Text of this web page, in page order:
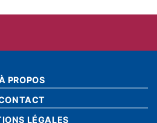
PROPOS
LÉGALES